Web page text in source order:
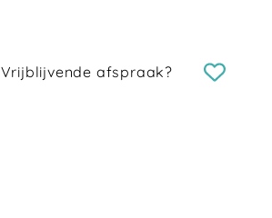
Vrijblijvende afspraak?